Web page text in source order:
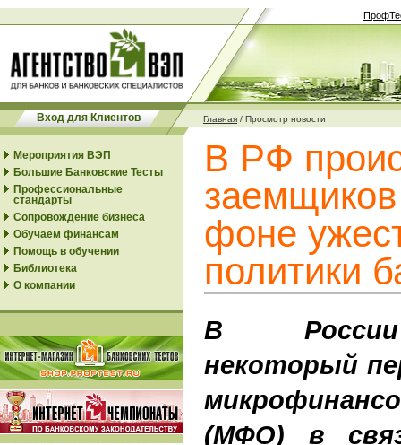
Вход для Клиентов Главная / Просмотр новости
Мероприятия ВЭП
Большие Банковские Тесты
Профессиональные
стандарты
Сопровождение бизнеса
Обучаем финансам
Помощь в обучении
Библиотека
О компании
В РФ
фоне
политики
В России
некоторый
(МФО) в